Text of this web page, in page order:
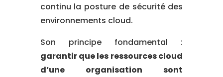
continu la posture de sécurité des
environnements cloud.
Son principe fondamental :
garantir que les ressources cloud
d’une organisation sont